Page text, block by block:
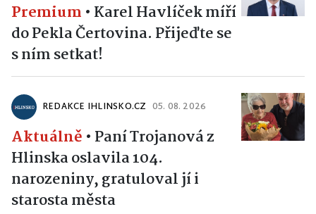
Premium • Karel Havlíček míří
do Pekla Čertovina. Přijeďte se
s ním setkat!
REDAKCE IHLINSKO.CZ 05. 08. 2026
Aktuálně • Paní Trojanová z
Hlinska oslavila 104.
narozeniny, gratuloval jí i
starosta města